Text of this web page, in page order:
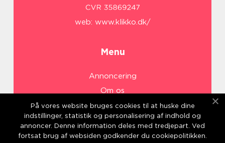
web: www.klikko.dk/
Menu
Annoncering
Om os
Cookies
Kontakt os
Sitemap
På vores website bruges cookies til at huske dine
indstillinger, statistik og personalisering af indhold og
annoncer. Denne information deles med tredjepart. Ved
fortsat brug af websiden godkender du cookiepolitikken.